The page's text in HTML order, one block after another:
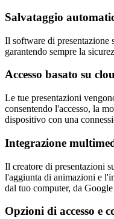
Salvataggio
Il software di
garantendo sempre la
Accesso basato su
Le tue presentazioni
consentendo l'accesso, la
dispositivo con una
Integrazione
Il creatore di presentazioni
l'aggiunta di animazioni e
dal tuo computer, da
Opzioni di accesso e